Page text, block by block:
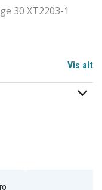
30 XT2203-1
Vis alt